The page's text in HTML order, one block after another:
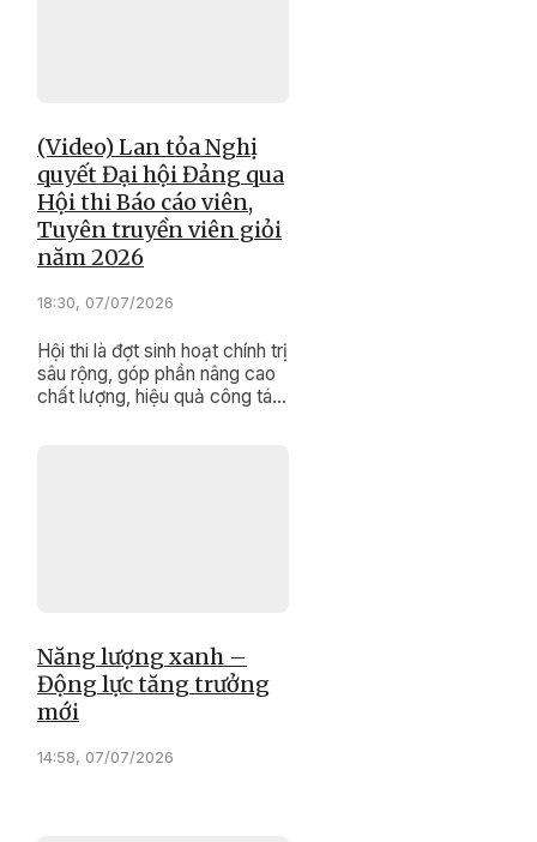
(Video) Lan tỏa Nghị
quyết Đại hội Đảng qua
Hội thi Báo cáo viên,
Tuyên truyền viên giỏi
năm 2026
18:30, 07/07/2026
Hội thi là đợt sinh hoạt chính trị
sâu rộng, góp phần nâng cao
chất lượng, hiệu quả công tác
Năng lượng xanh –
Động lực tăng trưởng
mới
14:58, 07/07/2026